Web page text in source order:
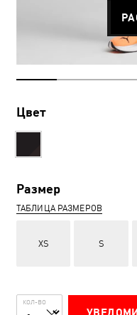
Цвет
Размер
ТАБЛИЦА РАЗМЕРОВ
XS S
КОЛ-ВО